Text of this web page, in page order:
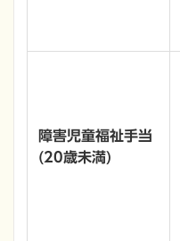
障害児童福祉手当
(20歳未満)